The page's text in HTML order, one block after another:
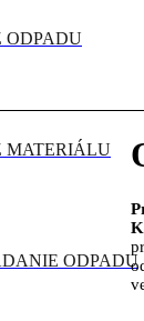
ODPADU
MATERIÁLU
ODPADU